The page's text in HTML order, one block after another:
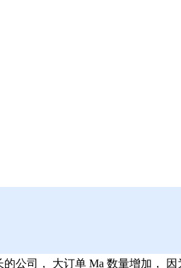
公司， 大订单 Ma 数量增加，